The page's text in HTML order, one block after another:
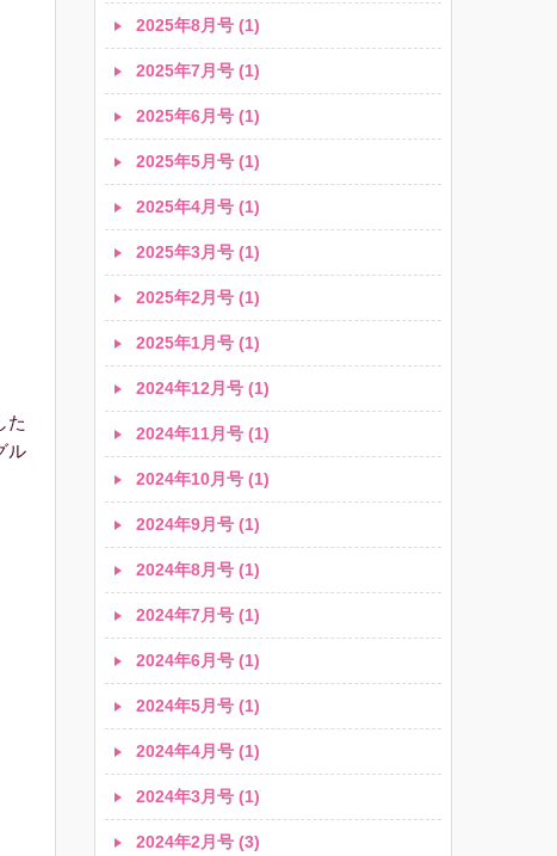
た
ル
2025年8月号 (1)
2025年7月号 (1)
2025年6月号 (1)
2025年5月号 (1)
2025年4月号 (1)
2025年3月号 (1)
2025年2月号 (1)
2025年1月号 (1)
2024年12月号 (1)
2024年11月号 (1)
2024年10月号 (1)
2024年9月号 (1)
2024年8月号 (1)
2024年7月号 (1)
2024年6月号 (1)
2024年5月号 (1)
2024年4月号 (1)
2024年3月号 (1)
2024年2月号 (3)